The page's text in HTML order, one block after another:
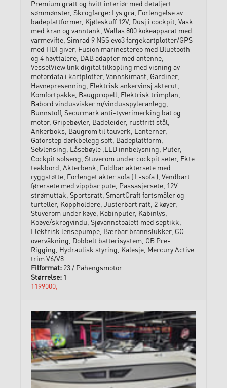
Premium grått og hvitt interiør med detaljert
sømmønster, Skrogfarge: Lys grå, Forlengelse av
badeplattformer, Kjøleskuff 12V, Dusj i cockpit, Vask
med kran og vanntank, Wallas 800 kokeapparat med
varmevifte, Simrad 9 NSS evo3 fargekartplotter/GPS
med HDI giver, Fusion marinestereo med Bluetooth
og 4 høyttalere, DAB adapter med antenne,
VesselView link digital tilkopling med visning av
motordata i kartplotter, Vannskimast, Gardiner,
Havnepresenning, Elektrisk ankervinsj akterut,
Komfortpakke, Baugpropell, Elektrisk trimplan,
Babord vindusvisker m/vindusspyleranlegg,
Bunnstoff, Securmark anti-tyverimerking båt og
motor, Gripebøyler, Badeleider, rustfritt stål,
Ankerboks, Baugrom til tauverk, Lanterner,
Gatorstep dørkbelegg soft, Badeplattform,
Selvlensing, Låsebøyle ,LED innbelysning, Puter,
Cockpit solseng, Stuverom under cockpit seter, Ekte
teakbord, Akterbenk, Foldbar aktersete med
ryggstøtte, Forlenget akter sofa ( L-sofa ), Vendbart
førersete med vippbar pute, Passasjersete, 12V
strømuttak, Sportsratt, SmartCraft fartsmåler og
turteller, Koppholdere, Justerbart ratt, 2 køyer,
Stuverom under køye, Kabinputer, Kabinlys,
Koøye/skrogvindu, Sjøvannstoalett med septikk,
Elektrisk lensepumpe, Bærbar brannslukker, CO
overvåkning, Dobbelt batterisystem, OB Pre-
Rigging, Hydraulisk styring, Kalesje, Mercury Active
trim V6/V8
23 / Påhengsmotor
1
1199000,-